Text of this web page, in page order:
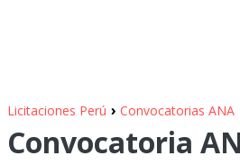
Licitaciones Perú › Convocatorias ANA
Convocatoria